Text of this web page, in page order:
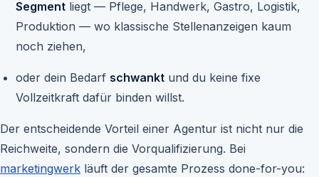
Segmentliegt — Pflege, Handwerk, Gastro, Logistik,
Produktion — wo klassische Stellenanzeigen kaum
noch ziehen,
oder dein Bedarf schwanktund du keine fixe
Vollzeitkraft dafür binden willst.
Der entscheidende Vorteil einer Agentur ist nicht nur die
Reichweite, sondern die Vorqualifizierung. Bei
marketingwerk läuft der gesamte Prozess done-for-you: